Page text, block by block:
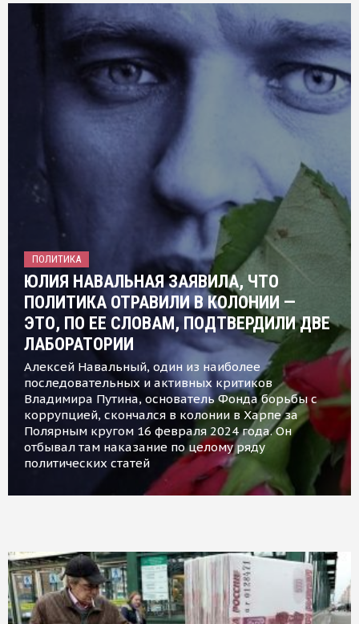
ПОЛИТИКА
ЮЛИЯ НАВАЛЬНАЯ ЗАЯВИЛА, ЧТО
ПОЛИТИКА ОТРАВИЛИ В КОЛОНИИ —
ЭТО, ПО ЕЕ СЛОВАМ, ПОДТВЕРДИЛИ ДВЕ
ЛАБОРАТОРИИ
Алексей Навальный, один из наиболее
последовательных и активных критиков
Владимира Путина, основатель Фонда борьбы с
коррупцией, скончался в колонии в Харпе за
Полярным кругом 16 февраля 2024 года. Он
отбывал там наказание по целому ряду
политических статей